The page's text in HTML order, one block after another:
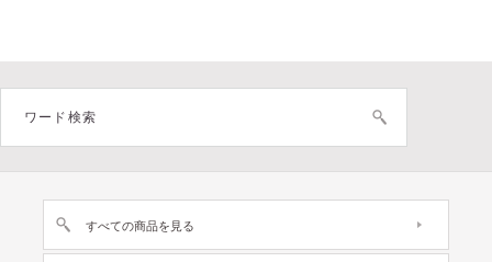
すべての商品を見る